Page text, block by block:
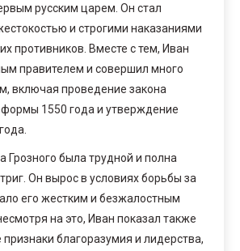
русским царем. Он стал
и строгими наказаниями
противников. Вместе с тем, Иван
правителем и совершил много
включая проведение закона
1550 года и утверждение
Грозного была трудной и полна
Он вырос в условиях борьбы за
его жестким и безжалостным
на это, Иван показал также
благоразумия и лидерства,